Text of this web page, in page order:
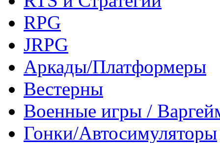
RPG
JRPG
Аркады/Платформеры
Вестерны
Военные игры /
Гонки/Автосимуляторы